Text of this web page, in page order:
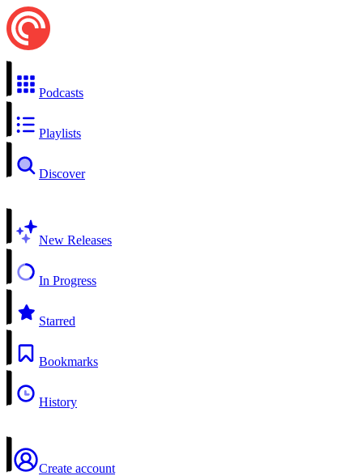
Podcasts
Playlists
Discover
New Releases
In Progress
Starred
Bookmarks
History
Create account